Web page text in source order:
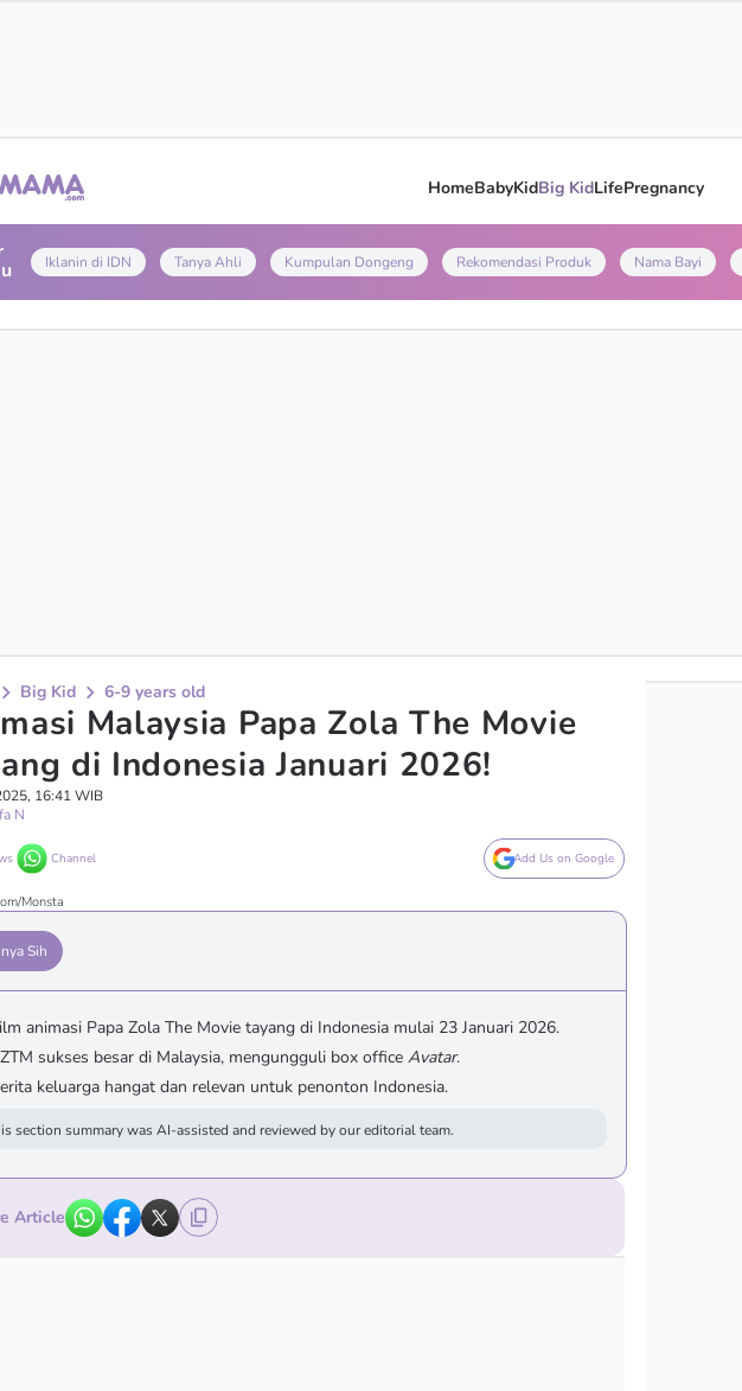
HomeBabyKidBig KidLifePregnancy
Iklanin di IDN Tanya Ahli Kumpulan Dongeng Rekomendasi Produk Nama Bayi
Big Kid 6-9 years old
Malaysia Papa Zola The Movie
di Indonesia Januari 2026!
16:41 WIB
N
Channel Add Us on Google
Monsta
Sih
animasi Papa Zola The Movie tayang di Indonesia mulai 23 Januari 2026.
sukses besar di Malaysia, mengungguli box office Avatar.
keluarga hangat dan relevan untuk penonton Indonesia.
section summary was AI-assisted and reviewed by our editorial team.
Article